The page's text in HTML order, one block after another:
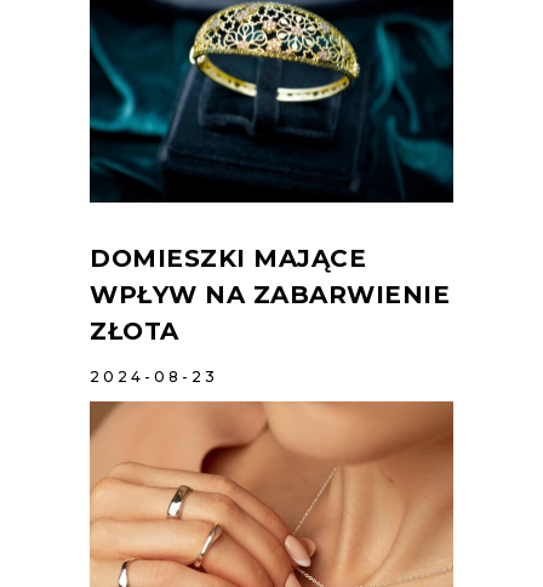
DOMIESZKI MAJĄCE
WPŁYW NA ZABARWIENIE
ZŁOTA
2024-08-23